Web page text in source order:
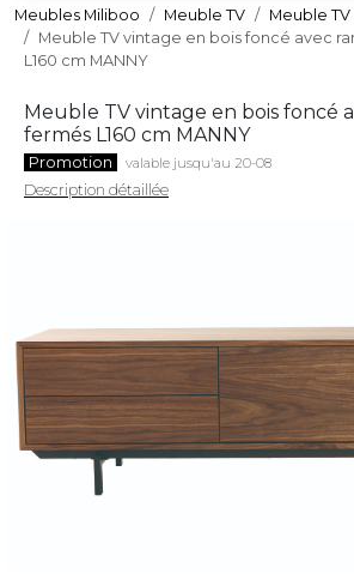
Meubles Miliboo Meuble TV
Meuble
Meuble TV vintage en bois foncé avec
L160 cm MANNY
Meuble TV vintage en bois foncé
fermés L160 cm MANNY
Promotion valable jusqu'au 20-08
Description détaillée